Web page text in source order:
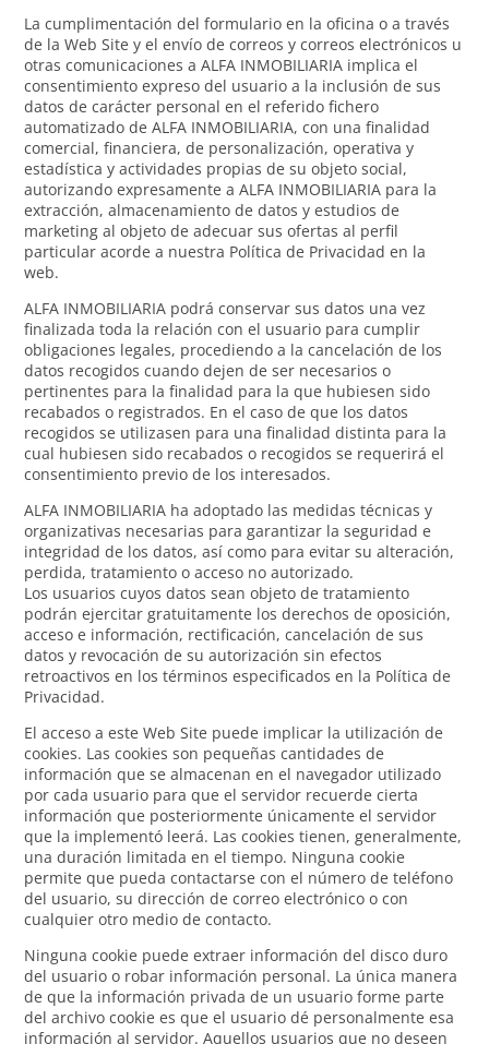
La cumplimentación del formulario en la oficina o a través
de la Web Site y el envío de correos y correos electrónicos u
otras comunicaciones a ALFA INMOBILIARIA implica el
consentimiento expreso del usuario a la inclusión de sus
datos de carácter personal en el referido fichero
automatizado de ALFA INMOBILIARIA, con una finalidad
comercial, financiera, de personalización, operativa y
estadística y actividades propias de su objeto social,
autorizando expresamente a ALFA INMOBILIARIA para la
extracción, almacenamiento de datos y estudios de
marketing al objeto de adecuar sus ofertas al perfil
particular acorde a nuestra Política de Privacidad en la
web.
ALFA INMOBILIARIA podrá conservar sus datos una vez
finalizada toda la relación con el usuario para cumplir
obligaciones legales, procediendo a la cancelación de los
datos recogidos cuando dejen de ser necesarios o
pertinentes para la finalidad para la que hubiesen sido
recabados o registrados. En el caso de que los datos
recogidos se utilizasen para una finalidad distinta para la
cual hubiesen sido recabados o recogidos se requerirá el
consentimiento previo de los interesados.
ALFA INMOBILIARIA ha adoptado las medidas técnicas y
organizativas necesarias para garantizar la seguridad e
integridad de los datos, así como para evitar su alteración,
perdida, tratamiento o acceso no autorizado.
Los usuarios cuyos datos sean objeto de tratamiento
podrán ejercitar gratuitamente los derechos de oposición,
acceso e información, rectificación, cancelación de sus
datos y revocación de su autorización sin efectos
retroactivos en los términos especificados en la Política de
Privacidad.
El acceso a este Web Site puede implicar la utilización de
cookies. Las cookies son pequeñas cantidades de
información que se almacenan en el navegador utilizado
por cada usuario para que el servidor recuerde cierta
información que posteriormente únicamente el servidor
que la implementó leerá. Las cookies tienen, generalmente,
una duración limitada en el tiempo. Ninguna cookie
permite que pueda contactarse con el número de teléfono
del usuario, su dirección de correo electrónico o con
cualquier otro medio de contacto.
Ninguna cookie puede extraer información del disco duro
del usuario o robar información personal. La única manera
de que la información privada de un usuario forme parte
del archivo cookie es que el usuario dé personalmente esa
información al servidor. Aquellos usuarios que no deseen